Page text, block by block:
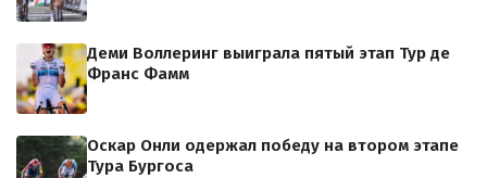
Деми Воллеринг выиграла пятый этап Тур де
Франс Фамм
Оскар Онли одержал победу на втором этапе
Тура Бургоса